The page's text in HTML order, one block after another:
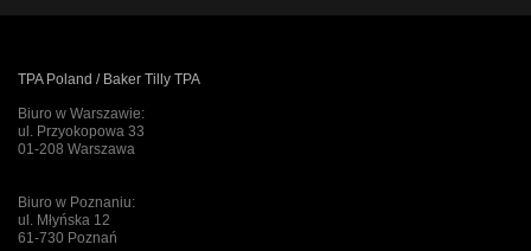
TPA Poland / Baker Tilly TPA
Biuro w Warszawie:
ul. Przyokopowa 33
01-208 Warszawa
Biuro w Poznaniu:
ul. Młyńska 12
61-730 Poznań